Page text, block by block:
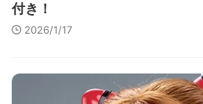
付き！
2026/1/17